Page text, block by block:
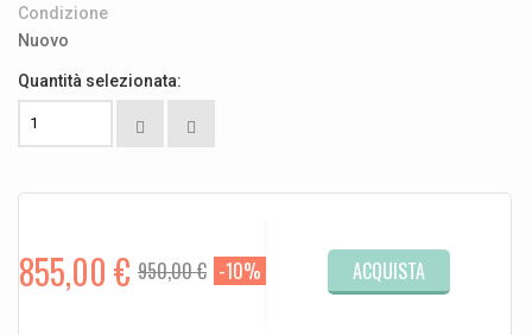
Condizione
Nuovo
Quantità selezionata:
855,00 € 950,00 € -10% ACQUISTA